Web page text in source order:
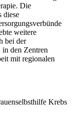
Die
diese
weitere
bei der
in den Zentren
mit regionalen